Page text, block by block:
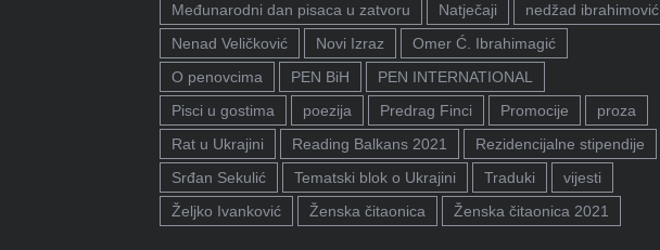
Međunarodni dan pisaca u zatvoru
Natječaji
nedžad ibrahimović
Nenad Veličković
Novi Izraz
Omer Ć. Ibrahimagić
O penovcima
PEN BiH
PEN INTERNATIONAL
Pisci u gostima
poezija Predrag Finci Promocije
proza
Rat u Ukrajini
Reading Balkans 2021
Rezidencijalne stipendije
Srđan Sekulić
Tematski blok o Ukrajini Traduki
vijesti
Željko Ivanković
Ženska čitaonica Ženska čitaonica 2021